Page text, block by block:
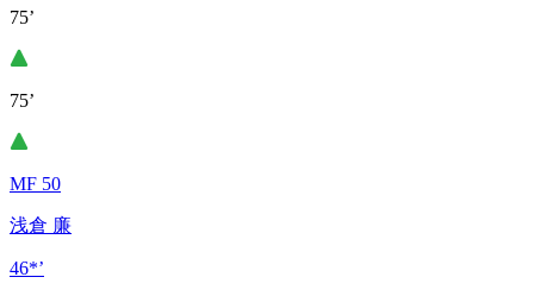
75’
75’
MF 50
浅倉 廉
46*’